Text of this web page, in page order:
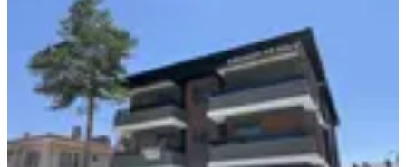
Remax Dem'den Halitpaşa Mah. 1+1
Kiralık Daire
Merkez, Halitpaşa Mahallesi
1+1·65 m² 2. Kat·04.08.2026
16.500 ₺